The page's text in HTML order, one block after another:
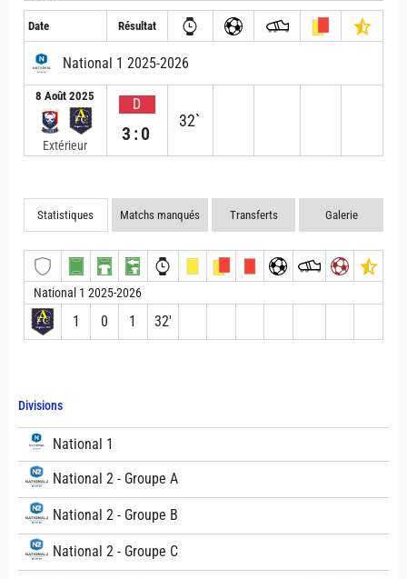
Divisions
National 1
National 2 - Groupe A
National 2 - Groupe B
National 2 - Groupe C
Date Résultat
National 1 2025-2026
8 Août 2025
Extérieur
D
3:0
32`
Statistiques Matchs manqués Transferts Galerie
National 1 2025-2026
1 0 1 32′